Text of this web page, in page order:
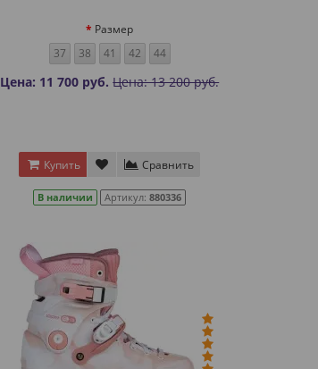
Размер
37
38 41 42 44
Цена: 11 700 руб. Цена: 13 200 руб.
Купить Сравнить
В наличии Артикул:880336